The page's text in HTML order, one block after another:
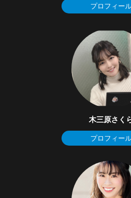
プロフィー
木三原さく
プロフィー